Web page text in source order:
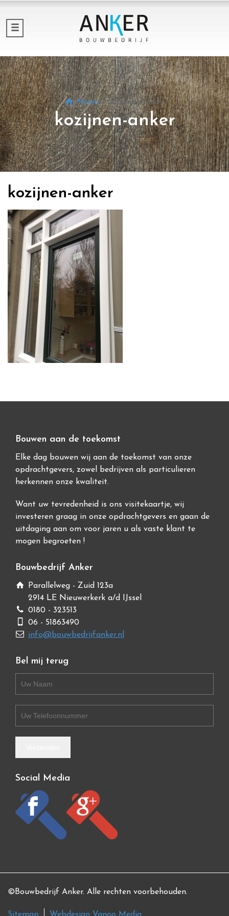
Home kozijnen-anker
kozijnen-anker
kozijnen-anker
Bouwen aan de toekomst
Elke dag bouwen wij aan de toekomst van onze
opdrachtgevers, zowel bedrijven als particulieren
herkennen onze kwaliteit.
Want uw tevredenheid is ons visitekaartje, wij
investeren graag in onze opdrachtgevers en gaan de
uitdaging aan om voor jaren u als vaste klant te
mogen begroeten !
Bouwbedrijf Anker
Parallelweg - Zuid 123a
2914 LE Nieuwerkerk a/d IJssel
0180 - 323513
06 - 51863490
info@bouwbedrijfanker.nl
Bel mij terug
Social Media
©Bouwbedrijf Anker. Alle rechten voorbehouden.